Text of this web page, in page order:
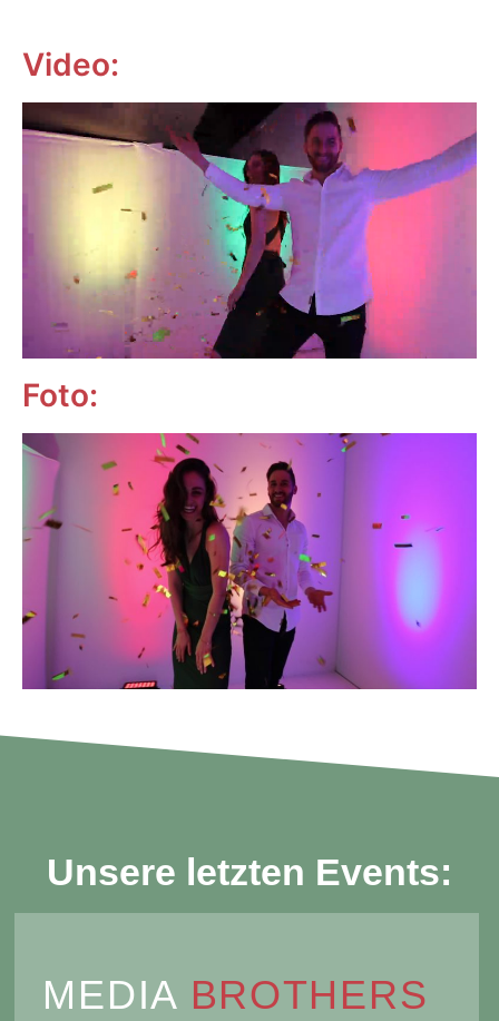
Video:
Foto:
Unsere letzten Events:
MEDIA BROTHERS